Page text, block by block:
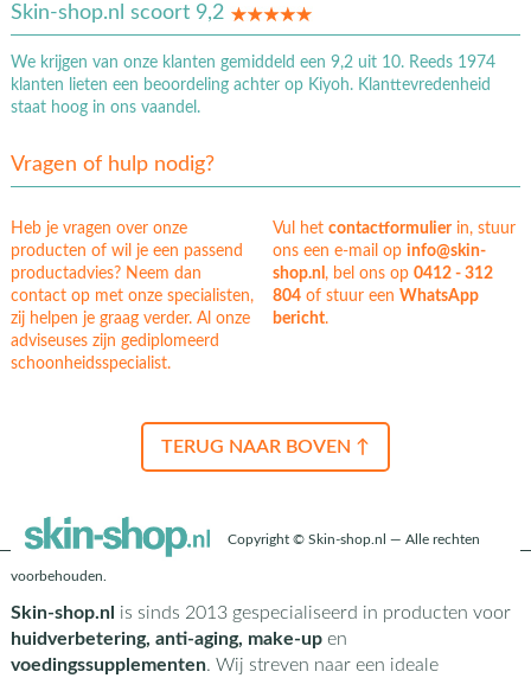
Skin-shop.nl scoort 9,2
We krijgen van onze klanten gemiddeld een 9,2 uit 10. Reeds 1974
klanten lieten een beoordeling achter op Kiyoh. Klanttevredenheid
staat hoog in ons vaandel.
Vragen of hulp nodig?
Heb je vragen over onze
producten of wil je een passend
productadvies? Neem dan
contact op met onze specialisten,
zij helpen je graag verder. Al onze
adviseuses zijn gediplomeerd
schoonheidsspecialist.
Vul hetcontactformulierin, stuur
ons een e-mail op info@skin-
shop.nl, bel ons op0412 - 312
804 of stuur eenWhatsApp
bericht.
TERUG NAAR BOVEN ↑
Copyright © Skin-shop.nl — Alle rechten
voorbehouden.
Skin-shop.nl is sinds 2013 gespecialiseerd in producten voor
huidverbetering, anti-aging, make-upen
voedingssupplementen. Wij streven naar een ideale